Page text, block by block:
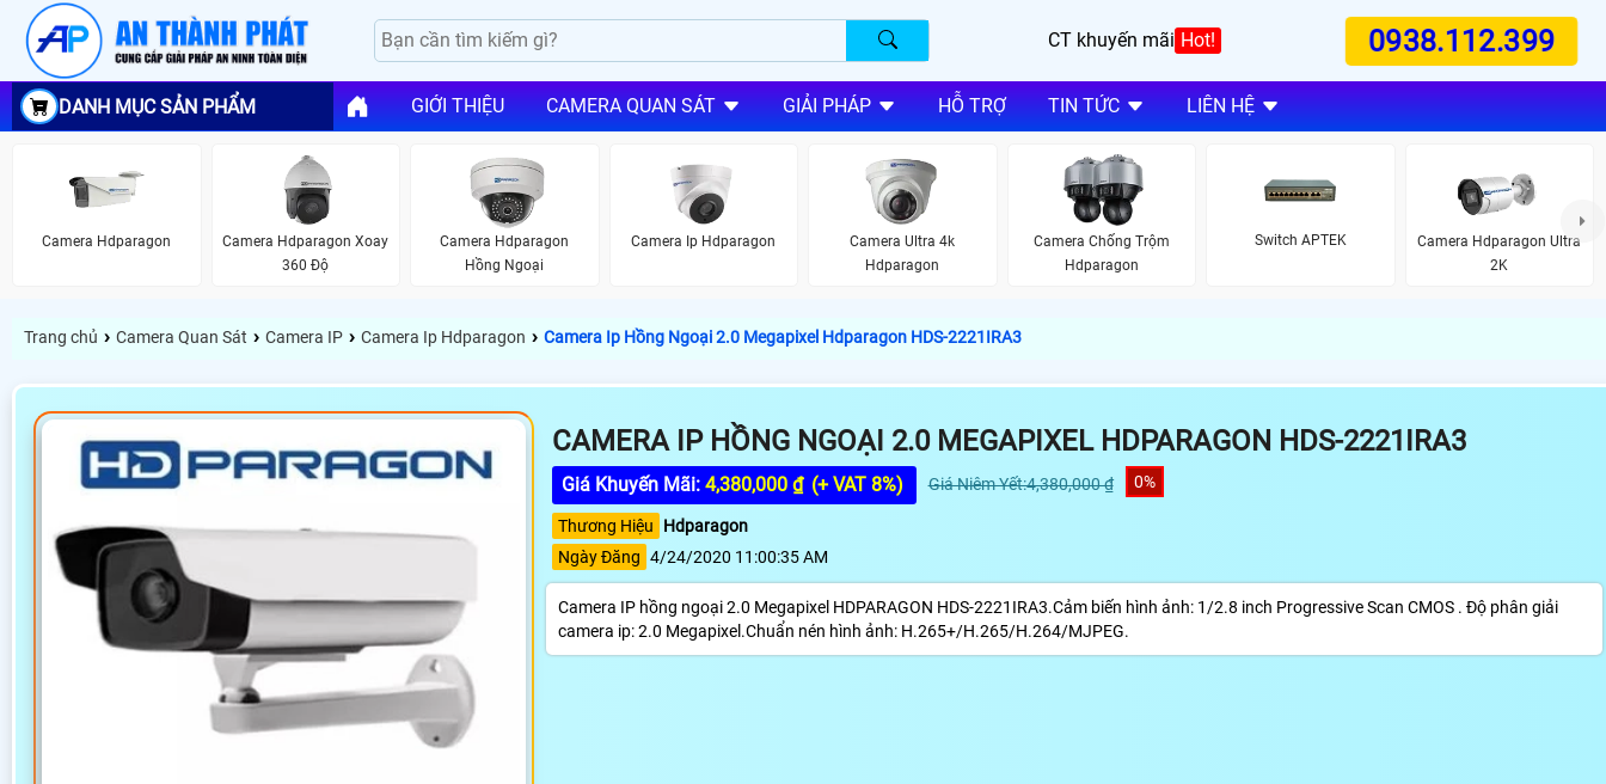
CT khuyến mãi Hot! 0938.112.399
DANH MỤC SẢN PHẨM GIỚI THIỆU CAMERA QUAN SÁT GIẢI PHÁP HỖ TRỢ TIN TỨC LIÊN HỆ
Camera Hdparagon
Camera Hdparagon Xoay
360 Độ
Camera Hdparagon
Hồng Ngoại
Camera Ip Hdparagon
Camera Ultra 4k
Hdparagon
Camera Chống Trộm
Hdparagon
Switch APTEK
Camera Hdparagon Ultra
2K
Trang chủ › Camera Quan Sát › Camera IP › Camera Ip Hdparagon › Camera Ip Hồng Ngoại 2.0 Megapixel Hdparagon HDS-2221IRA3
CAMERA IP HỒNG NGOẠI 2.0 MEGAPIXEL HDPARAGON HDS-2221IRA3
Giá Khuyến Mãi: 4,380,000 ₫ (+ VAT 8%) Giá Niêm Yết:4,380,000 ₫ 0%
Thương Hiệu
Hdparagon
Ngày Đăng 4/24/2020 11:00:35 AM
Camera IP hồng ngoại 2.0 Megapixel HDPARAGON HDS-2221IRA3.Cảm biến hình ảnh: 1/2.8 inch Progressive Scan CMOS . Độ phân giải
camera ip: 2.0 Megapixel.Chuẩn nén hình ảnh: H.265+/H.265/H.264/MJPEG.